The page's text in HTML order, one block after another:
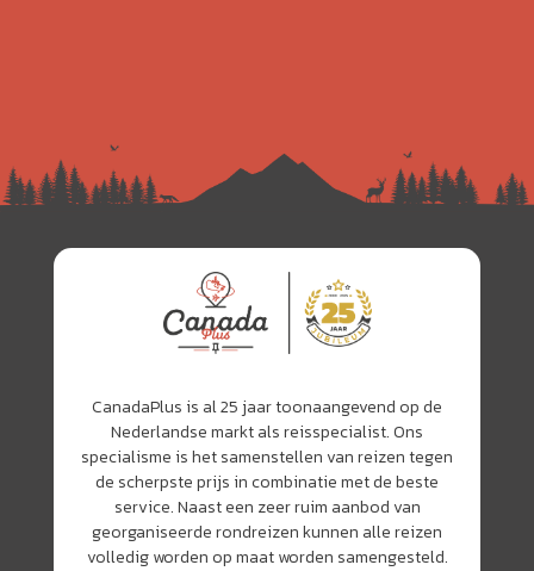
CanadaPlus is al 25 jaar toonaangevend op de
Nederlandse markt als reisspecialist. Ons
specialisme is het samenstellen van reizen tegen
de scherpste prijs in combinatie met de beste
service. Naast een zeer ruim aanbod van
georganiseerde rondreizen kunnen alle reizen
volledig worden op maat worden samengesteld.